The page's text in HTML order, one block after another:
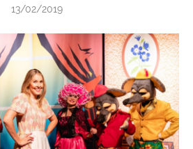
SERVIÇOS
NOTÍCIAS
VAGAS
CONTATO
13/02/2019